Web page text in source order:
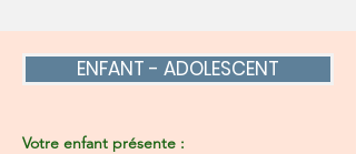
ENFANT - ADOLESCENT
Votre enfant présente :